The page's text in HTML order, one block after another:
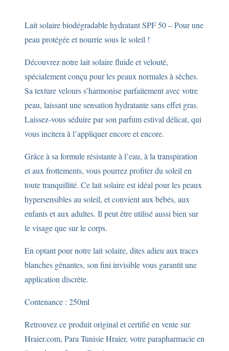
Lait solaire biodégradable hydratant SPF 50 – Pour une
peau protégée et nourrie sous le soleil !
Découvrez notre lait solaire fluide et velouté,
spécialement conçu pour les peaux normales à sèches.
Sa texture velours s’harmonise parfaitement avec votre
peau, laissant une sensation hydratante sans effet gras.
Laissez-vous séduire par son parfum estival délicat, qui
vous incitera à l’appliquer encore et encore.
Grâce à sa formule résistante à l’eau, à la transpiration
et aux frottements, vous pourrez profiter du soleil en
toute tranquillité. Ce lait solaire est idéal pour les peaux
hypersensibles au soleil, et convient aux bébés, aux
enfants et aux adultes. Il peut être utilisé aussi bien sur
le visage que sur le corps.
En optant pour notre lait solaire, dites adieu aux traces
blanches gênantes, son fini invisible vous garantit une
application discrète.
Contenance : 250ml
Retrouvez ce produit original et certifié en vente sur
Hraier.com, Para Tunisie Hraier, votre parapharmacie en